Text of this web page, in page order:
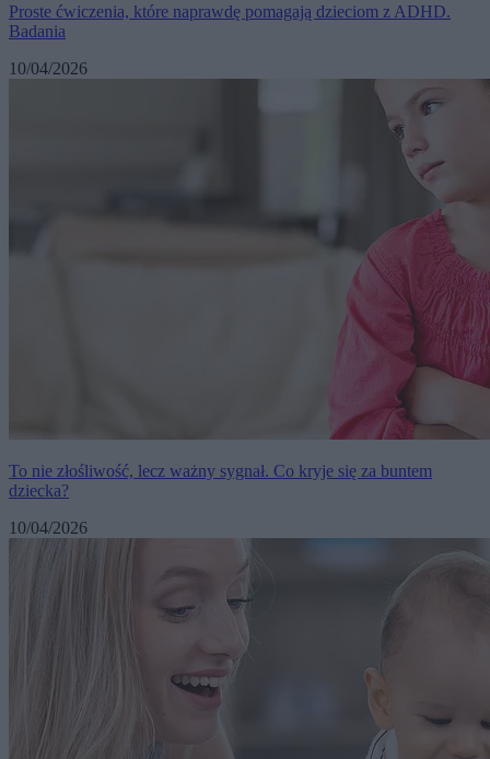
Proste ćwiczenia, które naprawdę pomagają dzieciom z ADHD.
Badania
10/04/2026
To nie złośliwość, lecz ważny sygnał. Co kryje się za buntem
dziecka?
10/04/2026